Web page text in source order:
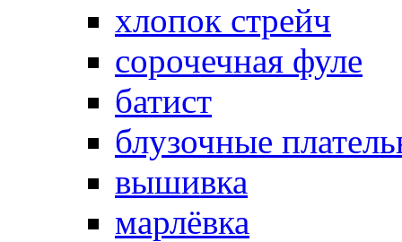
хлопок стрейч
cорочечная фуле
батист
блузочные
вышивка
марлёвка